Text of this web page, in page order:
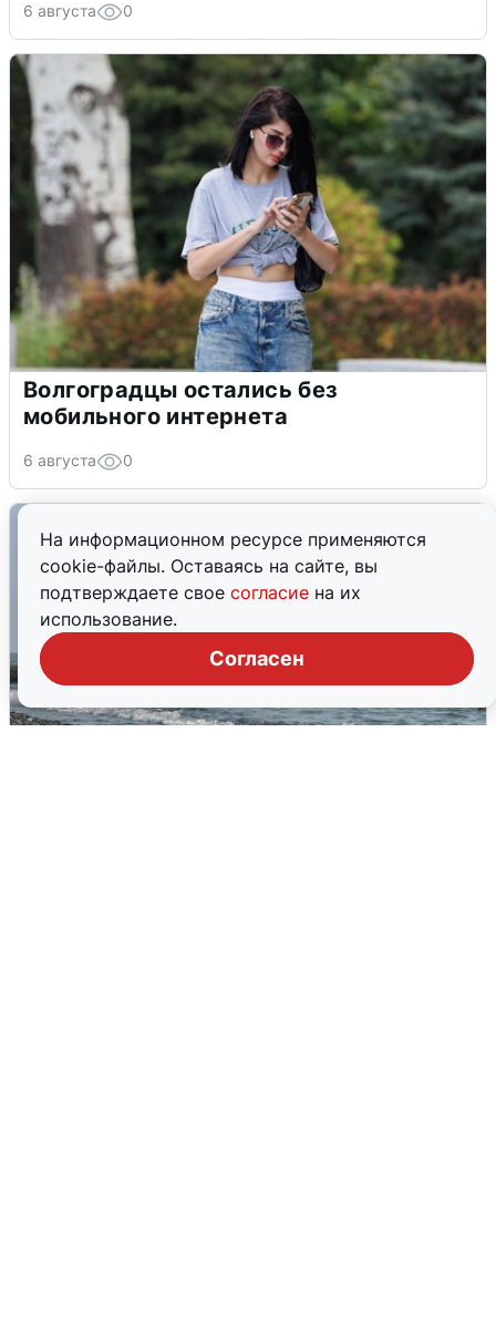
На информационном ресурсе применяются
cookie-файлы. Оставаясь на сайте, вы
подтверждаете свое согласие на их
использование.
Согласен
6 августа 0
Волгоградцы остались без
мобильного интернета
6 августа 0